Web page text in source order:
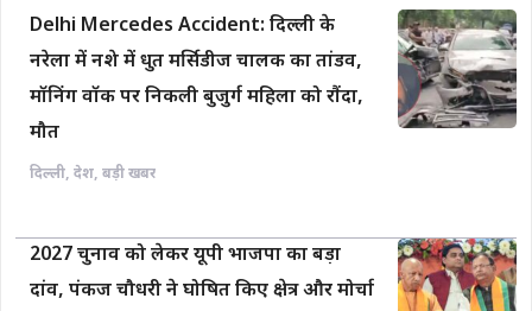
Delhi Mercedes Accident: दिल्ली के
नरेला में नशे में धुत मर्सिडीज चालक का तांडव,
मॉनिंग वॉक पर निकली बुजुर्ग महिला को रौंदा,
मौत
दिल्ली, देश, बड़ी खबर
2027 चुनाव को लेकर यूपी भाजपा का बड़ा
दांव, पंकज चौधरी ने घोषित किए क्षेत्र और मोर्चा